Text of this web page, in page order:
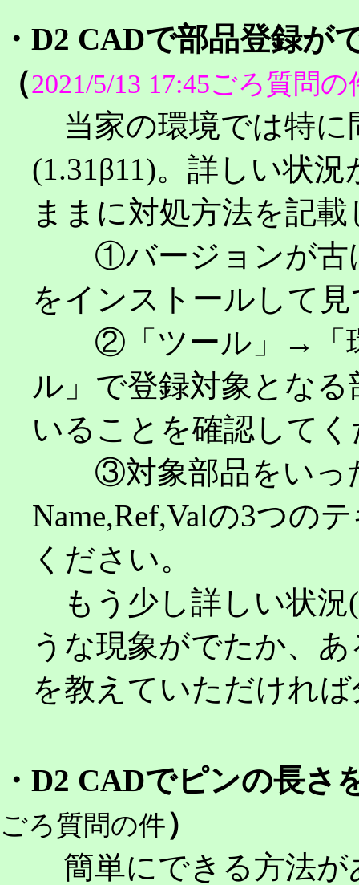
・D2 CADで部品登録
（2021/5/13 17:45ごろ質問の
当家の環境では特に
(1.31β11)。詳しい状
ままに対処方法を記
①バージョンが古け
をインストールして
②「ツール」→「環
ル」で登録対象とな
いることを確認して
③対象部品をいっ
Name,Ref,Valの3つの
ください。
もう少し詳しい状況
うな現象がでたか、
を教えていただけれ
・D2 CADでピンの長
ごろ質問の件）
簡単にできる方法が